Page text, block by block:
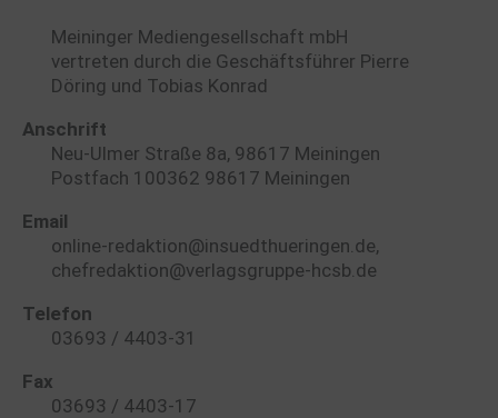
Meininger Mediengesellschaft mbH
vertreten durch die Geschäftsführer Pierre
Döring und Tobias Konrad
Anschrift
Neu-Ulmer Straße 8a, 98617 Meiningen
Postfach 100362 98617 Meiningen
Email
online-redaktion@insuedthueringen.de,
chefredaktion@verlagsgruppe-hcsb.de
Telefon
03693 / 4403-31
Fax
03693 / 4403-17